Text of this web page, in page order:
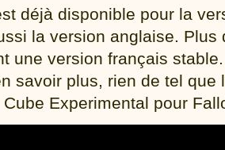
déjà disponible pour la
la version anglaise. Plus
une version français
savoir plus, rien de tel que
Cube Experimental pour